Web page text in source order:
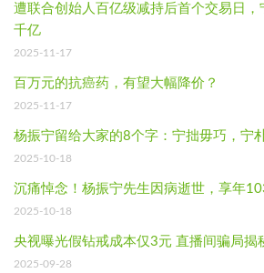
遭联合创始人百亿级减持后首个交易日，
千亿
2025-11-17
百万元的抗癌药，有望大幅降价？
2025-11-17
杨振宁留给大家的8个字：宁拙毋巧，宁
2025-10-18
沉痛悼念！杨振宁先生因病逝世，享年
2025-10-18
央视曝光假钻戒成本仅3元 直播间骗局揭
2025-09-28